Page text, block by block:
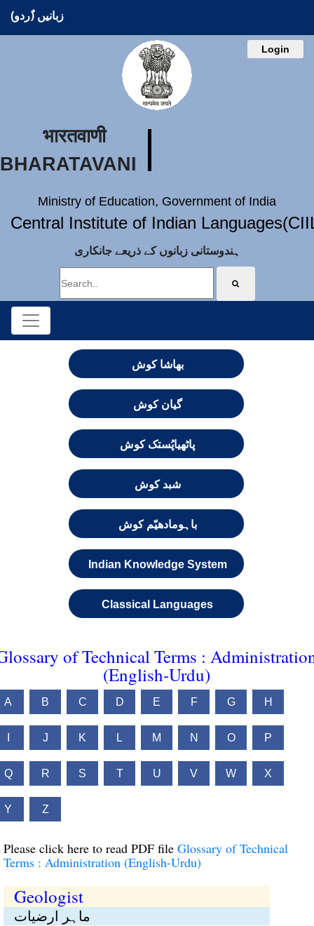
زبانیں (ُردو)
Login
भारतवाणी
BHARATAVANI
Ministry of Education, Government of India
Central Institute of Indian
ہندوستانی زبانوں کے ذریعے جانکاری
بھاشا کوش
گیان کوش
پاٹھیاپُستک کوش
شبد کوش
باہومادھیّم کوش
Indian Knowledge System
Classical Languages
of Technical Terms :
(English-Urdu)
A B C D E F G H
J K L M N O P
Q R S T U V W X
Y Z
Please click here to read PDF file Glossary of Technical
Terms : Administration (English-Urdu)
Geologist
ماہر ارضیات